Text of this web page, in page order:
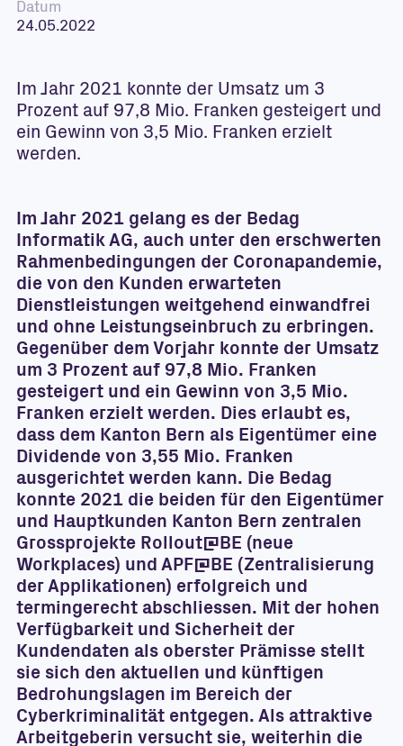
Datum
24.05.2022
Im Jahr 2021 konnte der Umsatz um 3
Prozent auf 97,8 Mio. Franken gesteigert und
ein Gewinn von 3,5 Mio. Franken erzielt
werden.
Im Jahr 2021 gelang es der Bedag
Informatik AG, auch unter den erschwerten
Rahmenbedingungen der Coronapandemie,
die von den Kunden erwarteten
Dienstleistungen weitgehend einwandfrei
und ohne Leistungseinbruch zu erbringen.
Gegenüber dem Vorjahr konnte der Umsatz
um 3 Prozent auf 97,8 Mio. Franken
gesteigert und ein Gewinn von 3,5 Mio.
Franken erzielt werden. Dies erlaubt es,
dass dem Kanton Bern als Eigentümer eine
Dividende von 3,55 Mio. Franken
ausgerichtet werden kann. Die Bedag
konnte 2021 die beiden für den Eigentümer
und Hauptkunden Kanton Bern zentralen
Grossprojekte Rollout@BE (neue
Workplaces) und APF@BE (Zentralisierung
der Applikationen) erfolgreich und
termingerecht abschliessen. Mit der hohen
Verfügbarkeit und Sicherheit der
Kundendaten als oberster Prämisse stellt
sie sich den aktuellen und künftigen
Bedrohungslagen im Bereich der
Cyberkriminalität entgegen. Als attraktive
Arbeitgeberin versucht sie, weiterhin die